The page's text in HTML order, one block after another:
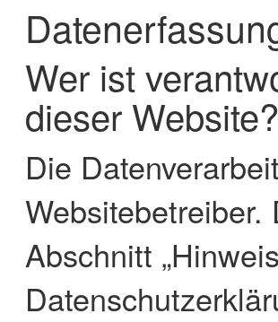
Wer ist
dieser Website?
Die
Abschnitt